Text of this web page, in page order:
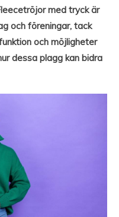
med tryck är
och föreningar, tack
och möjligheter
dessa plagg kan bidra